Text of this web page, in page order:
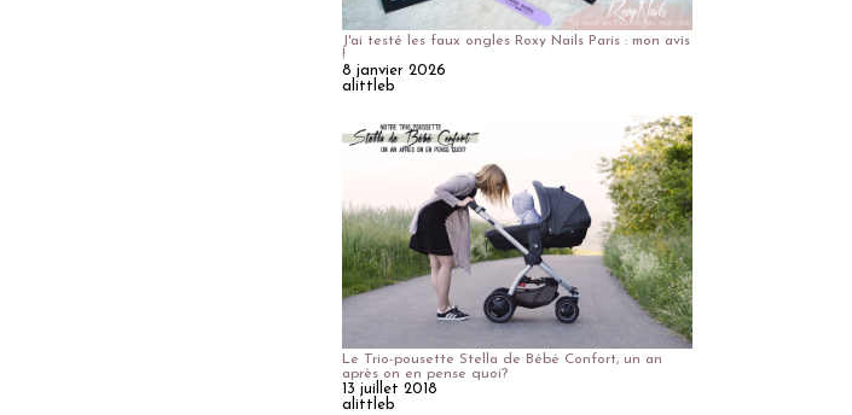
J'ai testé les faux ongles Roxy Nails Paris : mon avis
!
8 janvier 2026
alittleb
Le Trio-pousette Stella de Bébé Confort, un an
après on en pense quoi?
13 juillet 2018
alittleb